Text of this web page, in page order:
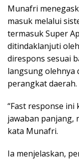
Munafri
masuk melalui
termasuk Super
ditindaklanjuti
direspons sesuai
langsung olehnya
perangkat daerah.
“Fast response
jawaban panjang,
kata Munafri.
Ia menjelaskan,